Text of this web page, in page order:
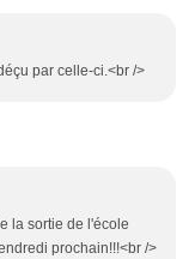
par celle-ci.<br />
la sortie de l'école
prochain!!!<br />